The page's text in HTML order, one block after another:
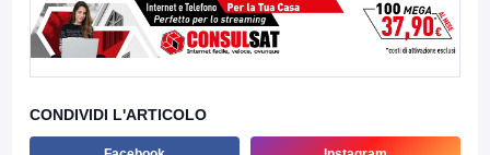
CONDIVIDI L'ARTICOLO